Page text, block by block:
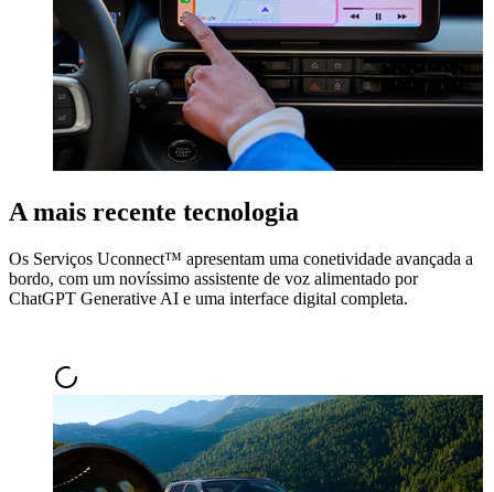
A mais recente tecnologia
Os Serviços Uconnect™ apresentam uma conetividade avançada a
bordo, com um novíssimo assistente de voz alimentado por
ChatGPT Generative AI e uma interface digital completa.